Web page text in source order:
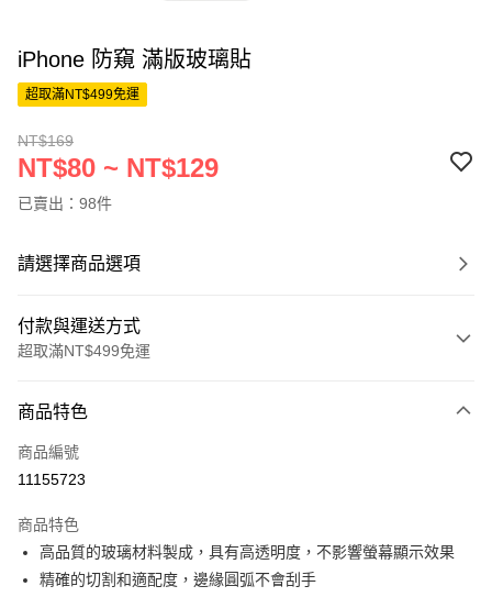
iPhone 防窺 滿版玻璃貼
超取滿NT$499免運
NT$169
NT$80 ~ NT$129
已賣出：98件
請選擇商品選項
付款與運送方式
超取滿NT$499免運
信用卡一次付款
超商取貨付款
Apple Pay
街口支付
商品特色
商品編號
11155723
商品特色
高品質的玻璃材料製成，具有高透明度，不影響螢幕顯示效果
精確的切割和適配度，邊緣圓弧不會刮手